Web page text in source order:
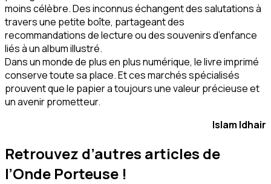
moins célèbre. Des inconnus échangent des salutations à
travers une petite boîte, partageant des
recommandations de lecture ou des souvenirs d’enfance
liés à un album illustré.
Dans un monde de plus en plus numérique, le livre imprimé
conserve toute sa place. Et ces marchés spécialisés
prouvent que le papier a toujours une valeur précieuse et
un avenir prometteur.
Islam Idhair
Retrouvez d’autres articles de
l’Onde Porteuse !